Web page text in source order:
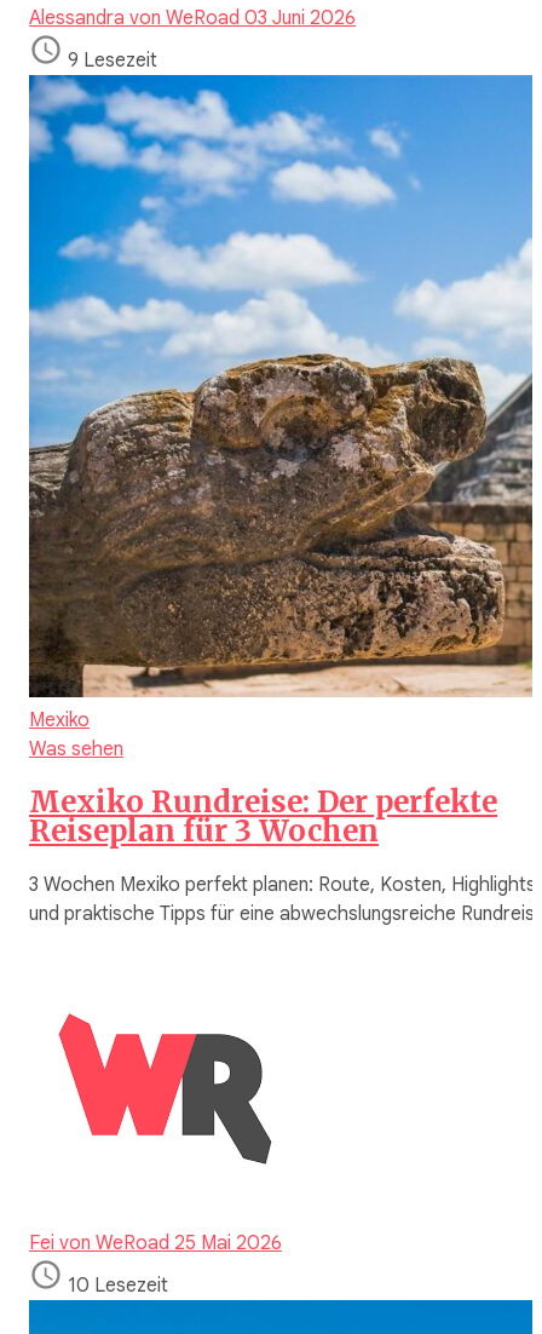
Alessandra von WeRoad 03 Juni 2026
9 Lesezeit
Mexiko
Was sehen
Mexiko Rundreise: Der perfekte
Reiseplan für 3 Wochen
3 Wochen Mexiko perfekt planen: Route, Kosten, Highlights
und praktische Tipps für eine abwechslungsreiche
Fei von WeRoad 25 Mai 2026
10 Lesezeit